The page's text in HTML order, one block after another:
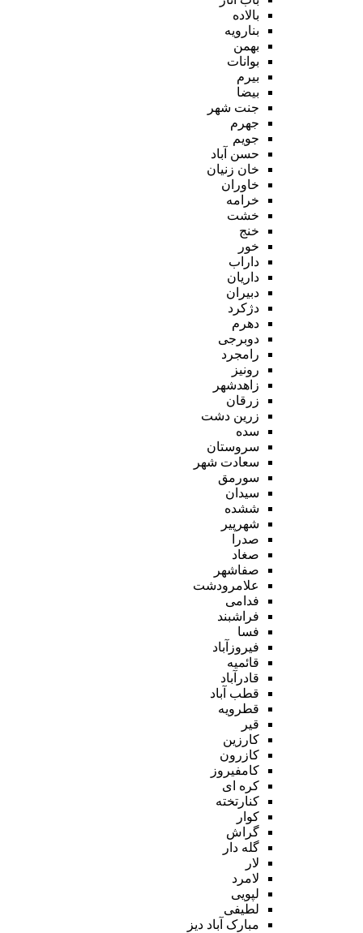
بالاده
بنارویه
بهمن
بوانات
بیرم
بیضا
جنت شهر
جهرم
جویم
حسن آباد
خان زنیان
خاوران
خرامه
خشت
خنج
خور
داراب
داریان
دبیران
دژکرد
دهرم
دوبرجی
رامجرد
رونیز
زاهدشهر
زرقان
زرین دشت
سده
سروستان
سعادت شهر
سورمق
سیدان
ششده
شهرپیر
صدرا
صغاد
صفاشهر
علامرودشت
فدامی
فراشبند
فسا
فیروزآباد
قائمیه
قادرآباد
قطب آباد
قطرویه
قیر
کارزین
کازرون
کامفیروز
کره ای
کنارتخته
کوار
گراش
گله دار
لار
لامرد
لپویی
لطیفی
مبارک آباد دیز